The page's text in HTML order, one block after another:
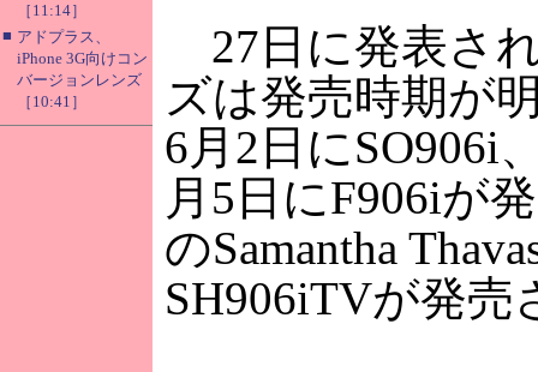
［11:14］
■ アドプラス、
iPhone 3G向けコン
バージョンレンズ
［10:41］
27日に発表さ
ズは発売時期が
6月2日にSO906i
月5日にF906iが
のSamantha
SH906iTVが発売